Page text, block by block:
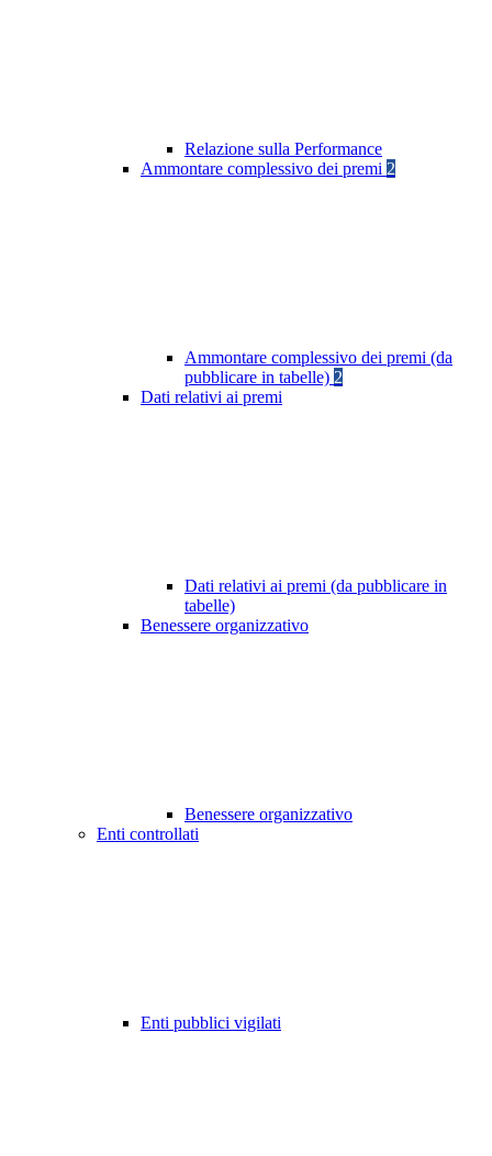
Relazione sulla Performance
Ammontare complessivo dei premi 2
Ammontare complessivo dei premi (da
pubblicare in tabelle) 2
Dati relativi ai premi
Dati relativi ai premi (da pubblicare in
tabelle)
Benessere organizzativo
Benessere organizzativo
Enti controllati
Enti pubblici vigilati